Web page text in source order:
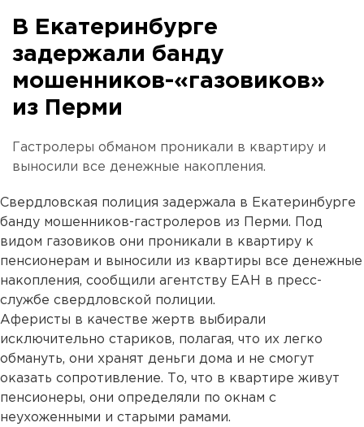
В Екатеринбурге
задержали банду
мошенников-«газовиков»
из Перми
Гастролеры обманом проникали в квартиру и
выносили все денежные накопления.
Свердловская полиция задержала в Екатеринбурге
банду мошенников-гастролеров из Перми. Под
видом газовиков они проникали в квартиру к
пенсионерам и выносили из квартиры все денежные
накопления, сообщили агентству ЕАН в пресс-
службе свердловской полиции.
Аферисты в качестве жертв выбирали
исключительно стариков, полагая, что их легко
обмануть, они хранят деньги дома и не смогут
оказать сопротивление. То, что в квартире живут
пенсионеры, они определяли по окнам с
неухоженными и старыми рамами.